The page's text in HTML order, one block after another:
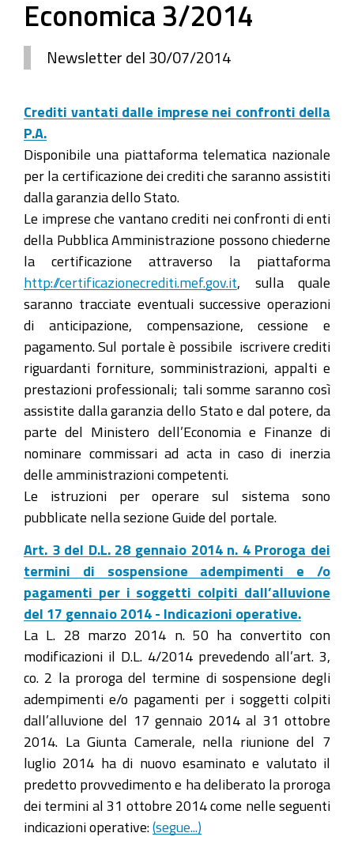
Economica 3/2014
Newsletter del 30/07/2014
Crediti vantati dalle imprese nei confronti della
P.A.
Disponibile una piattaforma telematica nazionale
per la certificazione dei crediti che saranno assistiti
dalla garanzia dello Stato.
Le imprese che vantano crediti nei confronti di enti
della Pubblica Amministrazione possono chiederne
la certificazione attraverso la piattaforma
http://certificazionecrediti.mef.gov.it , sulla quale
saranno tracciate eventuali successive operazioni
di anticipazione, compensazione, cessione e
pagamento. Sul portale è possibile iscrivere crediti
riguardanti forniture, somministrazioni, appalti e
prestazioni professionali; tali somme saranno così
assistite dalla garanzia dello Stato e dal potere, da
parte del Ministero dell’Economia e Finanze di
nominare commissari ad acta in caso di inerzia
delle amministrazioni competenti.
Le istruzioni per operare sul sistema sono
pubblicate nella sezione Guide del portale.
Art. 3 del D.L. 28 gennaio 2014 n. 4 Proroga dei
termini di sospensione adempimenti e /o
pagamenti per i soggetti colpiti dall’alluvione
del 17 gennaio 2014 - Indicazioni operative.
La L. 28 marzo 2014 n. 50 ha convertito con
modificazioni il D.L. 4/2014 prevedendo all’art. 3,
co. 2 la proroga del termine di sospensione degli
adempimenti e/o pagamenti per i soggetti colpiti
dall’alluvione del 17 gennaio 2014 al 31 ottobre
2014. La Giunta Camerale, nella riunione del 7
luglio 2014 ha di nuovo esaminato e valutato il
predetto provvedimento e ha deliberato la proroga
dei termini al 31 ottobre 2014 come nelle seguenti
indicazioni operative: (segue...)